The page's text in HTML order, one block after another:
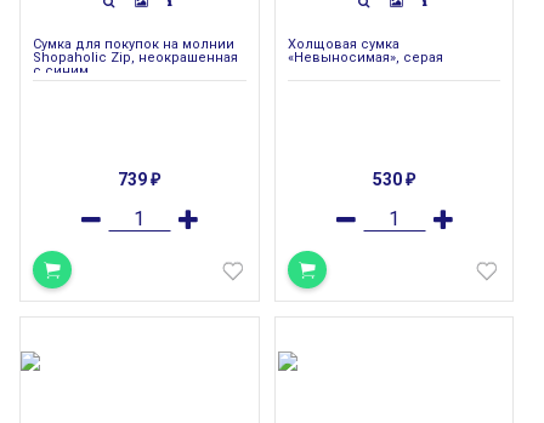
Сумка для покупок на молнии
Shopaholic Zip, неокрашенная
с синим
739₽
Холщовая сумка
«Невыносимая», серая
530₽